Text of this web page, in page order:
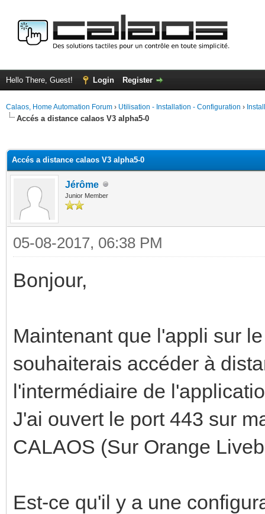
Hello There, Guest! Login Register
Calaos, Home Automation Forum › Utilisation - Installation - Configuration ›
Accés a distance calaos V3 alpha5-0
Accés a distance calaos V3 alpha5-0
Jérôme
Junior Member
05-08-2017, 06:38 PM
Bonjour,
Maintenant que l'appli sur
souhaiterais accéder à
l'intermédiaire de
J'ai ouvert le port 443 sur
CALAOS (Sur Orange
Est-ce qu'il y a une